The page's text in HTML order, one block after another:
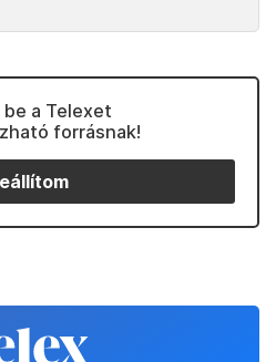
a Telexet
forrásnak!